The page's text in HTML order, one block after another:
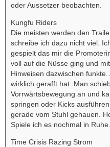
oder Aussetzer beobachten.
Kungfu Riders
Die meisten werden den
schreibe ich dazu nicht viel.
gespielt das mir die
voll auf die Nüsse ging und
Hinweisen dazwischen
wirklich gerafft hat. Man
Vorrwärtsbewegung an und
springen oder Kicks
gerade vom Stuhl gehauen.
Spiele ich es nochmal in Ruhe.
Time Crisis Razing Strom